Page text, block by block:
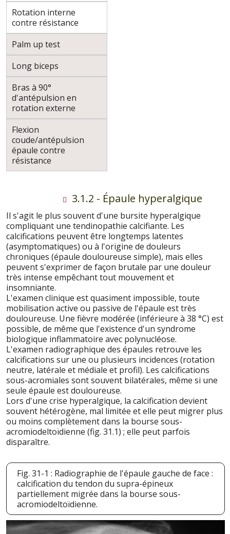
Rotation interne
contre résistance
Palm up test
Long biceps
Bras à 90°
d'antépulsion en
rotation externe
Flexion
coude/antépulsion
épaule contre
résistance
3.1.2 - Épaule hyperalgique
Il s'agit le plus souvent d'une bursite hyperalgique
compliquant une tendinopathie calcifiante. Les
calcifications peuvent être longtemps latentes
(asymptomatiques) ou à l'origine de douleurs
chroniques (épaule douloureuse simple), mais elles
peuvent s'exprimer de façon brutale par une douleur
très intense empêchant tout mouvement et
insomniante.
L'examen clinique est quasiment impossible, toute
mobilisation active ou passive de l'épaule est très
douloureuse. Une fièvre modérée (inférieure à 38 °C) est
possible, de même que l'existence d'un syndrome
biologique inflammatoire avec polynucléose.
L'examen radiographique des épaules retrouve les
calcifications sur une ou plusieurs incidences (rotation
neutre, latérale et médiale et profil). Les calcifications
sous-acromiales sont souvent bilatérales, même si une
seule épaule est douloureuse.
Lors d'une crise hyperalgique, la calcification devient
souvent hétérogène, mal limitée et elle peut migrer plus
ou moins complètement dans la bourse sous-
acromiodeltoïdienne (fig. 31.1) ; elle peut parfois
disparaître.
Fig. 31-1 : Radiographie de l'épaule gauche de face :
calcification du tendon du supra-épineux
partiellement migrée dans la bourse sous-
acromiodeltoïdienne.